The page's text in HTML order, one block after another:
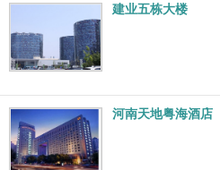
建业五栋大楼
河南天地粤海酒店